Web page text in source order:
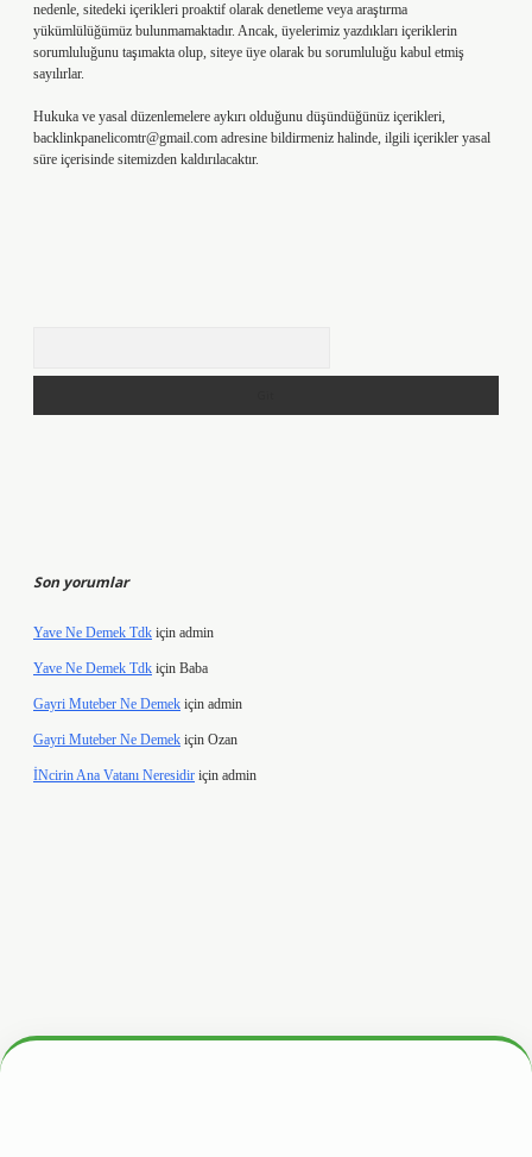
nedenle, sitedeki içerikleri proaktif olarak denetleme veya araştırma
yükümlülüğümüz bulunmamaktadır. Ancak, üyelerimiz yazdıkları içeriklerin
sorumluluğunu taşımakta olup, siteye üye olarak bu sorumluluğu kabul etmiş
sayılırlar.
Hukuka ve yasal düzenlemelere aykırı olduğunu düşündüğünüz içerikleri,
backlinkpanelicomtr@gmail.com adresine bildirmeniz halinde, ilgili içerikler yasal
süre içerisinde sitemizden kaldırılacaktır.
Son yorumlar
Yave Ne Demek Tdk için admin
Yave Ne Demek Tdk için Baba
Gayri Muteber Ne Demek için admin
Gayri Muteber Ne Demek için Ozan
İNcirin Ana Vatanı Neresidir için admin